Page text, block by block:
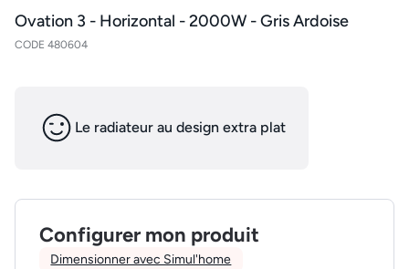
Ovation 3 - Horizontal - 2000W - Gris Ardoise
CODE 480604
Le radiateur au design extra plat
Configurer mon produit
Dimensionner avec Simul'home